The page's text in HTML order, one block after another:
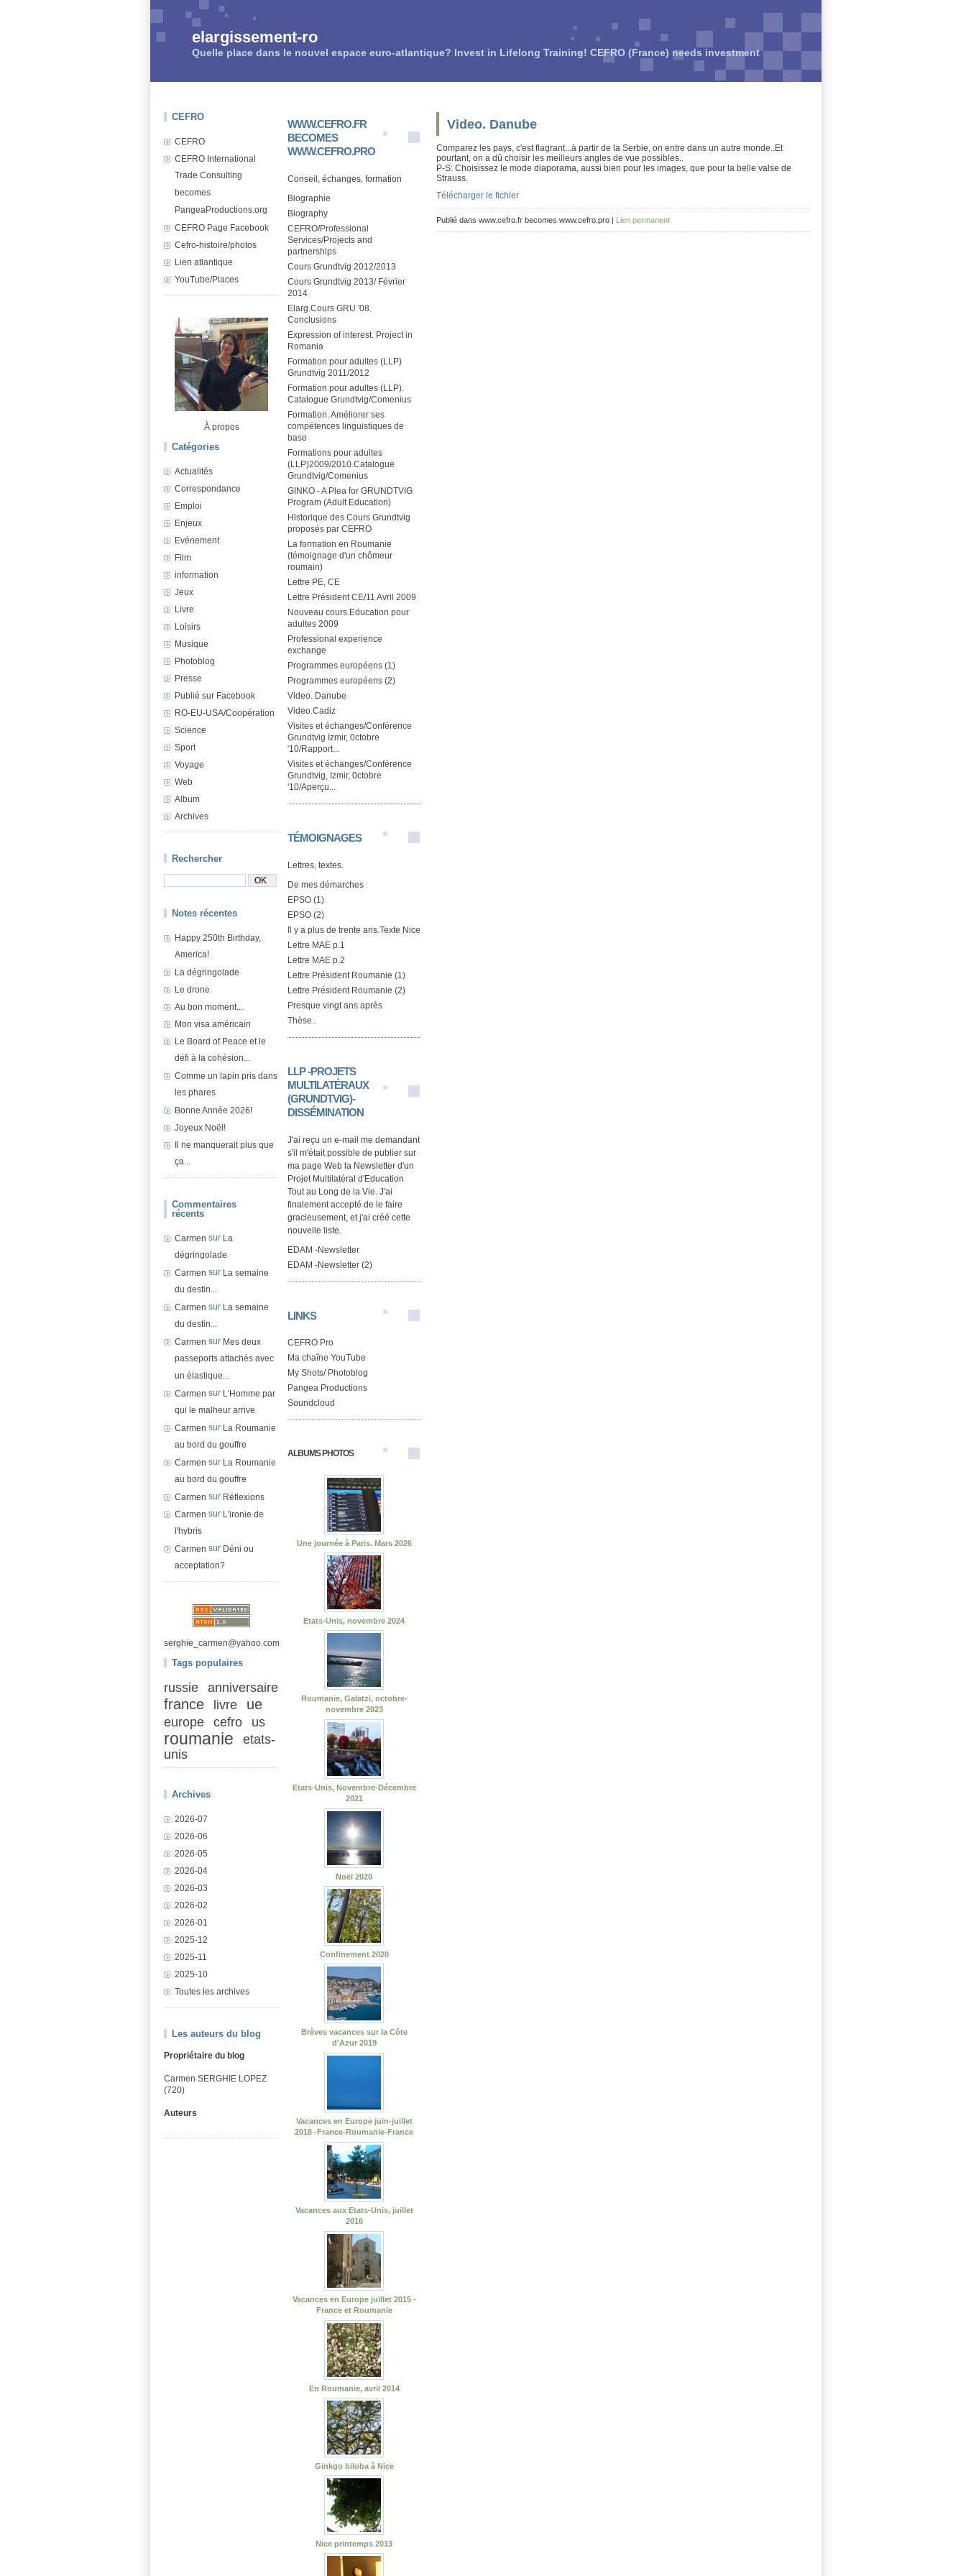
elargissement-ro
Quelle place dans le nouvel espace euro-atlantique? Invest in Lifelong Training! CEFRO (France) needs investment
CEFRO
CEFRO
CEFRO International
Trade Consulting
becomes
PangeaProductions.org
CEFRO Page Facebook
Cefro-histoire/photos
Lien atlantique
YouTube/Places
À propos
Catégories
Actualités
Correspondance
Emploi
Enjeux
Evénement
Film
information
Jeux
Livre
Loisirs
Musique
Photoblog
Presse
Publié sur Facebook
RO-EU-USA/Coopération
Science
Sport
Voyage
Web
Album
Archives
Rechercher
Notes récentes
Happy 250th Birthday,
America!
La dégringolade
Le drone
Au bon moment...
Mon visa américain
Le Board of Peace et le
défi à la cohésion...
Comme un lapin pris dans
les phares
Bonne Année 2026!
Joyeux Noël!
Il ne manquerait plus que
ça...
Commentaires
récents
Carmen sur La
dégringolade
Carmen sur La semaine
du destin...
Carmen sur La semaine
du destin...
Carmen sur Mes deux
passeports attachés avec
un élastique...
Carmen sur L'Homme par
qui le malheur arrive
Carmen sur La Roumanie
au bord du gouffre
Carmen sur La Roumanie
au bord du gouffre
Carmen sur Réflexions
Carmen sur L'ironie de
l'hybris
Carmen sur Déni ou
acceptation?
serghie_carmen@yahoo.com
Tags populaires
russie anniversaire
france livre ue
europe cefro us
roumanie
etats-
unis
Archives
2026-07
2026-06
2026-05
2026-04
2026-03
2026-02
2026-01
2025-12
2025-11
2025-10
Toutes les archives
Les auteurs du blog
Propriétaire du blog
Carmen SERGHIE LOPEZ
(720)
Auteurs
WWW.CEFRO.FR
BECOMES
WWW.CEFRO.PRO
Conseil, échanges, formation
Biographie
Biography
CEFRO/Professional
Services/Projects and
partnerships
Cours Grundtvig 2012/2013
Cours Grundtvig 2013/ Février
2014
Elarg.Cours GRU '08.
Conclusions
Expression of interest. Project in
Romania
Formation pour adultes (LLP)
Grundtvig 2011/2012
Formation pour adultes (LLP).
Catalogue Grundtvig/Comenius
Formation. Améliorer ses
compétences linguistiques de
base
Formations pour adultes
(LLP)2009/2010.Catalogue
Grundtvig/Comenius
GINKO - A Plea for GRUNDTVIG
Program (Adult Education)
Historique des Cours Grundtvig
proposés par CEFRO
La formation en Roumanie
(témoignage d'un chômeur
roumain)
Lettre PE, CE
Lettre Président CE/11 Avril 2009
Nouveau cours.Education pour
adultes 2009
Professional experience
exchange
Programmes européens (1)
Programmes européens (2)
Video. Danube
Video.Cadiz
Visites et échanges/Conférence
Grundtvig Izmir, 0ctobre
'10/Rapport...
Visites et échanges/Conférence
Grundtvig, Izmir, 0ctobre
'10/Aperçu...
TÉMOIGNAGES
Lettres, textes.
De mes démarches
EPSO (1)
EPSO (2)
Il y a plus de trente ans.Texte Nice
Lettre MAE p.1
Lettre MAE p.2
Lettre Président Roumanie (1)
Lettre Président Roumanie (2)
Presque vingt ans après
Thèse..
LLP -PROJETS
MULTILATÉRAUX
(GRUNDTVIG)-
DISSÉMINATION
J'ai reçu un e-mail me demandant
s'il m'était possible de publier sur
ma page Web la Newsletter d'un
Projet Multilatéral d'Education
Tout au Long de la Vie. J'ai
finalement accepté de le faire
gracieusement, et j'ai créé cette
nouvelle liste.
EDAM -Newsletter
EDAM -Newsletter (2)
LINKS
CEFRO Pro
Ma chaîne YouTube
My Shots/ Photoblog
Pangea Productions
Soundcloud
ALBUMS PHOTOS
Une journée à Paris. Mars 2026
Etats-Unis, novembre 2024
Roumanie, Galatzi, octobre-
novembre 2023
Etats-Unis, Novembre-Décembre
2021
Noël 2020
Confinement 2020
Brèves vacances sur la Côte
d'Azur 2019
Vacances en Europe juin-juillet
2018 -France-Roumanie-France
Vacances aux Etats-Unis, juillet
2016
Vacances en Europe juillet 2015 -
France et Roumanie
En Roumanie, avril 2014
Ginkgo biloba à Nice
Nice printemps 2013
Video. Danube
Comparez les pays, c'est flagrant...à partir de la Serbie, on entre dans un autre monde..Et
pourtant, on a dû choisir les meilleurs angles de vue possibles..
P-S: Choisissez le mode diaporama, aussi bien pour les images, que pour la belle valse de
Strauss.
Télécharger le fichier
Publié dans www.cefro.fr becomes www.cefro.pro | Lien permanent